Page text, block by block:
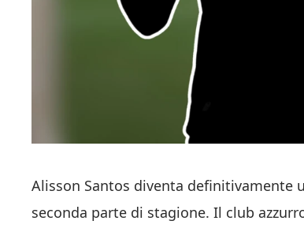
Alisson Santos diventa definitivamente
seconda parte di stagione. Il club